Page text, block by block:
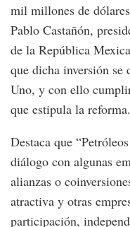
mil millones de
Pablo Castañón,
de la República
que dicha inversión se
Uno, y con ello
que estipula la reforma.
Destaca que
diálogo con algunas
alianzas o
atractiva y otras
participación,